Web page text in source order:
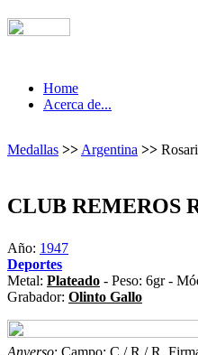
Home
Acerca de...
Medallas >> Argentina >>
CLUB REMEROS
Año: 1947
Deportes
Metal: Plateado - Peso: 6gr -
Grabador: Olinto Gallo
Anverso: Campo: C / R / R.